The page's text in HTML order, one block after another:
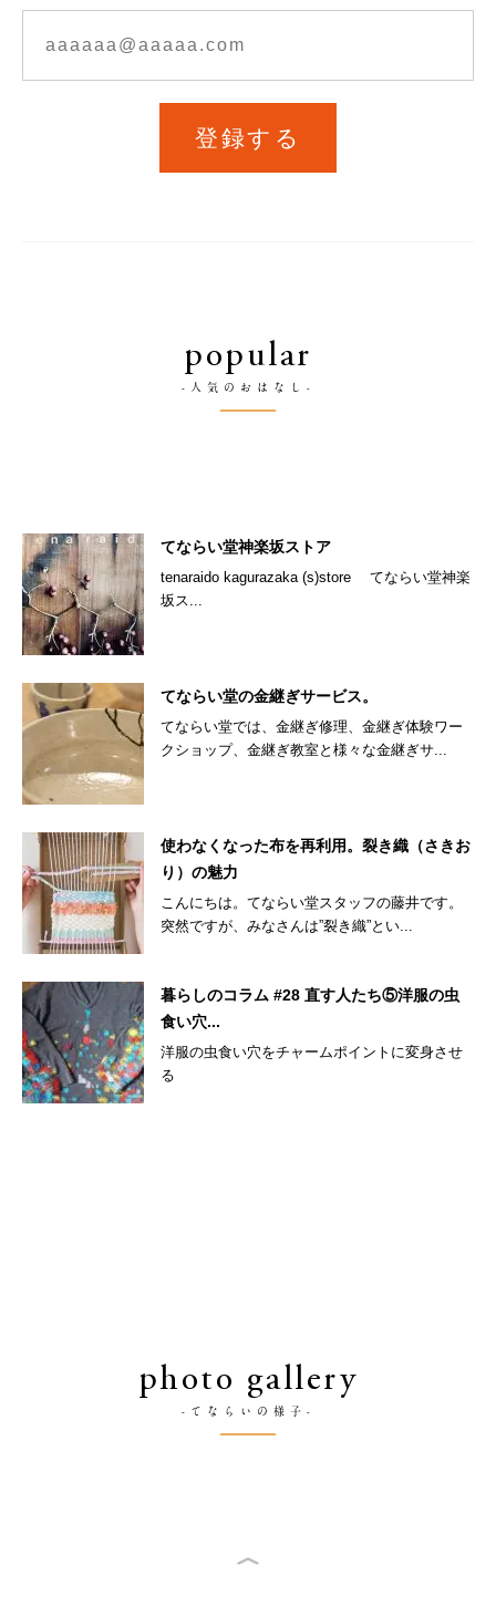
登録する
popular
-人気のおはなし-
てならい堂神楽坂ストア
tenaraido kagurazaka (s)store てならい堂神楽
坂ス...
てならい堂の金継ぎサービス。
てならい堂では、金継ぎ修理、金継ぎ体験ワー
クショップ、金継ぎ教室と様々な金継ぎサ...
使わなくなった布を再利用。裂き織（さきお
り）の魅力
こんにちは。てならい堂スタッフの藤井です。
突然ですが、みなさんは”裂き織”とい...
暮らしのコラム #28 直す人たち⑤洋服の虫
食い穴...
洋服の虫食い穴をチャームポイントに変身させ
る
photo gallery
-てならいの様子-